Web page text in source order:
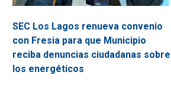
SEC Los Lagos renueva convenio
con Fresia para que Municipio
reciba denuncias ciudadanas sobre
los energéticos